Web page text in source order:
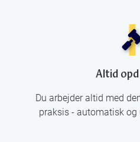
Altid
Du arbejder altid med
praksis - automatisk og